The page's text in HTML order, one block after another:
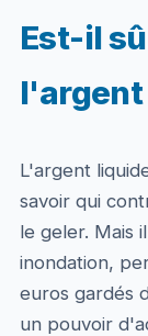
Est-il
l'argent
L'argent
savoir qui
le geler. Mais
inondation,
euros gardés
un pouvoir